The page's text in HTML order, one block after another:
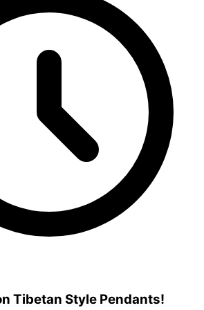
Tibetan Style Pendants!